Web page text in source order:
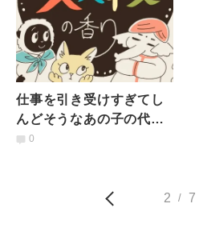
仕事を引き受けすぎてし
んどそうなあの子の代わ
りに【連載 #昼下がりは
0
2 / 7